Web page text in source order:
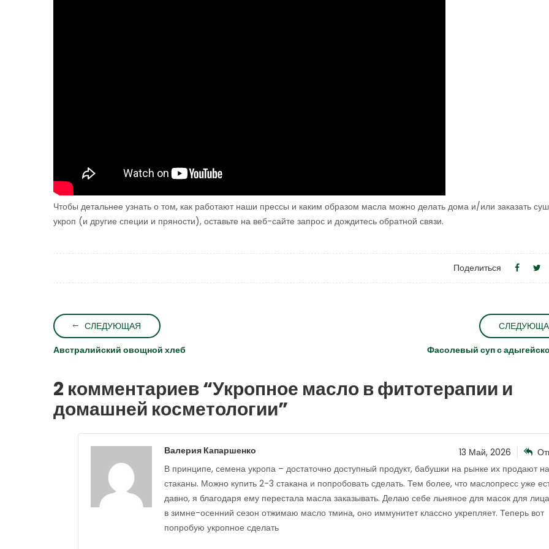
Чтобы детальнее узнать о том, как работают наши прессы и каким образом масла можно делать дома и/или заказать
укроп (и другие специи и пряности), оставьте на веб-сайте запрос и дождитесь обратной связи.
Поделиться
СЛЕДУЮЩАЯ
Австралийский овощной хлеб
Фасолевый суп с
2 комментариев “Укропное масло в фитотерапии и
домашней косметологии”
Валерия Капаршенко 13 Май, 2026
В принципе, семена укропа – достаточно доступный продукт, бабушки на рынке их продают на
стаканы. Можно купить 2-3 стакана и попробовать сделать. Тем более, что маслопресс уже
давно, я благодаря ему перестала масла заказывать. Делаю себе льняное для масок для
в зимне-осенний сезон отжимаю масло тмина, оно иммунитет классно укрепляет. Теперь вот
попробую укропное сделать